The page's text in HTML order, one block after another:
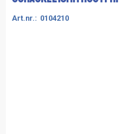
0104210